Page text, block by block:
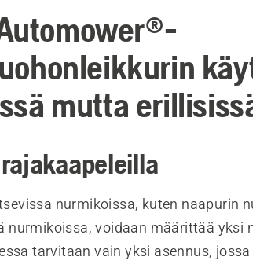
mutta
nurmikoissa, kuten naapurin
nurmikoissa, voidaan määrittää yksi
tarvitaan vain yksi asennus,